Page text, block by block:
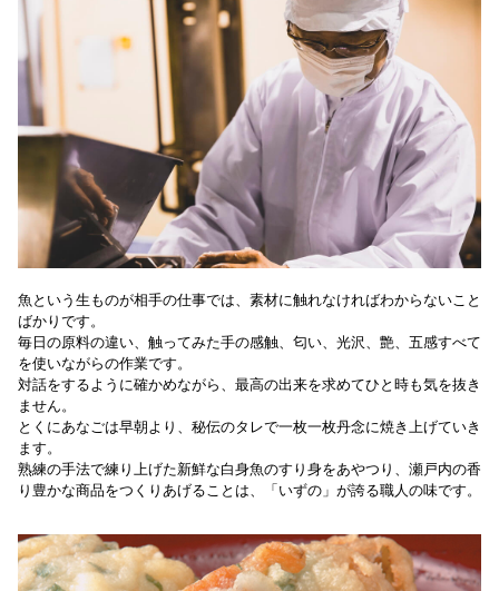
魚という生ものが相手の仕事では、素材に触れなければわからないこと
ばかりです。
毎日の原料の違い、触ってみた手の感触、匂い、光沢、艶、五感すべて
を使いながらの作業です。
対話をするように確かめながら、最高の出来を求めてひと時も気を抜き
ません。
とくにあなごは早朝より、秘伝のタレで一枚一枚丹念に焼き上げていき
ます。
熟練の手法で練り上げた新鮮な白身魚のすり身をあやつり、瀬戸内の香
り豊かな商品をつくりあげることは、「いずの」が誇る職人の味です。